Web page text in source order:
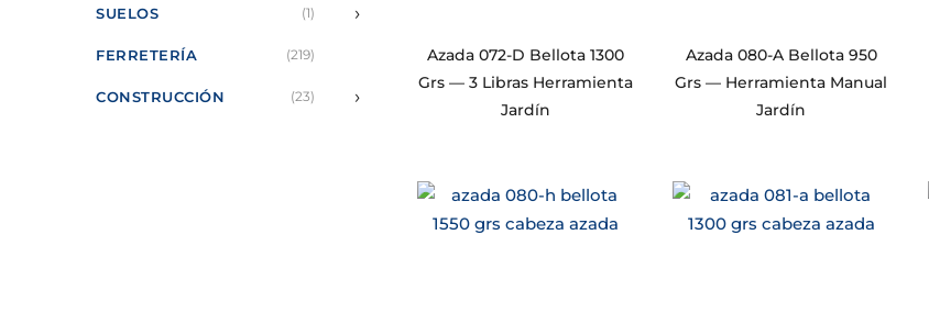
SUELOS (1) ›
FERRETERÍA (219)
CONSTRUCCIÓN (23) ›
Azada 072-D Bellota 1300
Grs — 3 Libras Herramienta
Jardín
Azada 080-A Bellota 950
Grs — Herramienta Manual
Jardín